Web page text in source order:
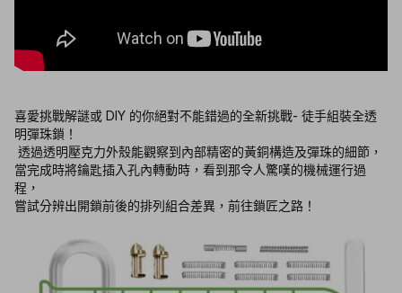
喜愛挑戰解謎或 DIY 的你絕對不能錯過的全新挑戰- 徒手組裝全透
明彈珠鎖！
透過透明壓克力外殼能觀察到內部精密的黃銅構造及彈珠的細節，
當完成時將鑰匙插入孔內轉動時，看到那令人驚嘆的機械運行過
程，
嘗試分辨出開鎖前後的排列組合差異，前往鎖匠之路！